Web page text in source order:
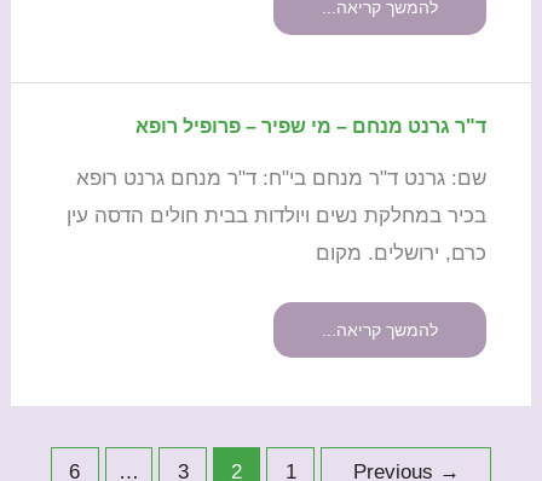
להמשך קריאה...
ד"ר גרנט מנחם – מי שפיר – פרופיל רופא
שם: גרנט ד"ר מנחם בי"ח: ד"ר מנחם גרנט רופא
בכיר במחלקת נשים ויולדות בבית חולים הדסה עין
כרם, ירושלים. מקום
ד"ר
–
מי
להמשך קריאה...
→
1
2
3
…
6